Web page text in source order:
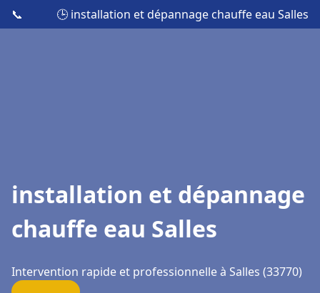
📞 🕒 installation et dépannage chauffe eau Salles
installation et dépannage
chauffe eau Salles
Intervention rapide et professionnelle à Salles (33770)